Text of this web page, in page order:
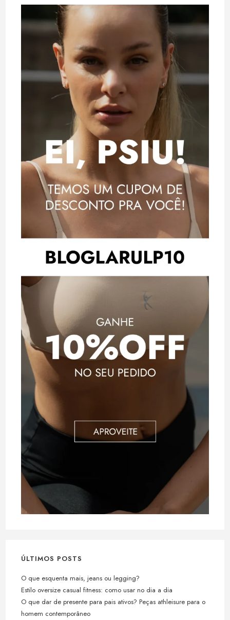
ÚLTIMOS POSTS
O que esquenta mais, jeans ou legging?
Estilo oversize casual fitness: como usar no dia a dia
O que dar de presente para pais ativos? Peças athleisure para o
homem contemporâneo